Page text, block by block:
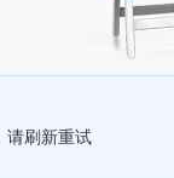
请刷新重试